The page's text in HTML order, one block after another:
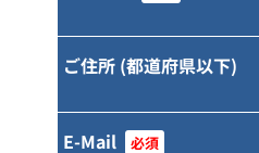
ご住所 (都道府県以下)
E-Mail 必須